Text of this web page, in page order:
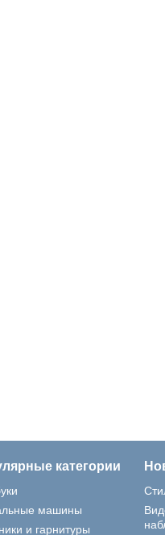
категории
машины
и гарнитуры